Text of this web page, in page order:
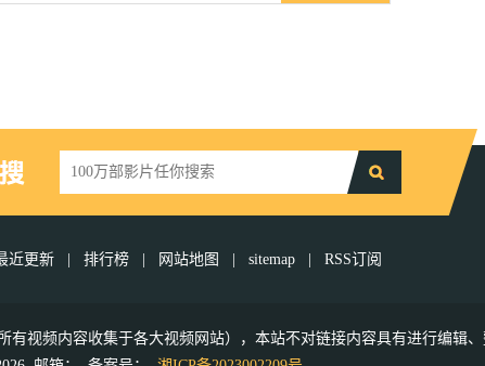
近更新 | 排行榜 | 网站地图 | sitemap | RSS订阅
视频内容收集于各大视频网站），本站不对链接内容具有进行编辑、